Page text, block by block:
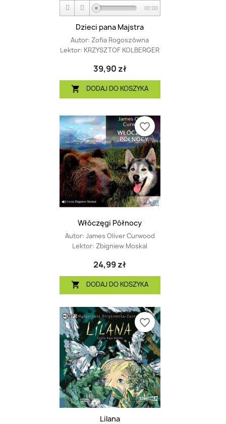
00:00
Dzieci pana Majstra
Autor: Zofia Rogoszówna
Lektor: KRZYSZTOF KOLBERGER
39,90 zł
 DODAJ DO KOSZYKA
Włóczęgi Północy
Autor: James Oliver Curwood
Lektor: Zbigniew Moskal
24,99 zł
 DODAJ DO KOSZYKA
favorite_border
Lilana
favorite_border